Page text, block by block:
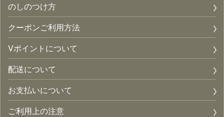
のしのつけ方
クーポンご利用方法
Vポイントについて
配送について
お支払いについて
ご利用上の注意